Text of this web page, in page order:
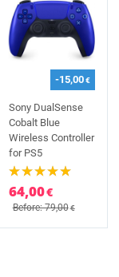
-15,00€
Sony DualSense
Cobalt Blue
Wireless Controller
for PS5
64,00€
Before: 79,00€